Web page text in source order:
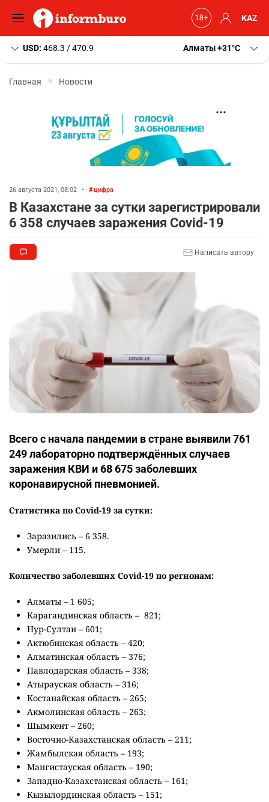
KAZ
USD: 468.3 / 470.9 Алматы+31 C
Главная Новости
26 августа 2021, 08:02 • цифра
В Казахстане за сутки зарегистрировали
6 358 случаев заражения Covid-19
Написать автору
Всего с начала пандемии в стране выявили 761
249 лабораторно подтверждённых случаев
заражения КВИ и 68 675 заболевших
коронавирусной пневмонией.
Статистика по Сovid-19 за сутки:
Заразились – 6 358.
Умерли – 115.
Количество заболевших Сovid-19 по регионам:
Алматы – 1 605;
Карагандинская область – 821;
Нур-Султан – 601;
Актюбинская область – 420;
Алматинская область – 376;
Павлодарская область – 338;
Атырауская область – 316;
Костанайская область – 265;
Акмолинская область – 263;
Шымкент – 260;
Восточно-Казахстанская область – 211;
Жамбылская область – 193;
Мангистауская область – 190;
Западно-Казахстанская область – 161;
Кызылординская область – 151;